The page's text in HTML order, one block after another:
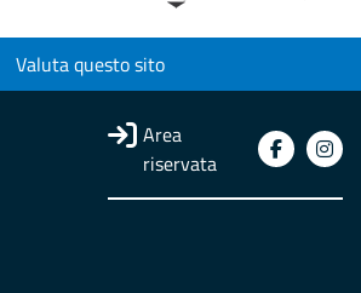
Valuta questo sito
Area
riservata